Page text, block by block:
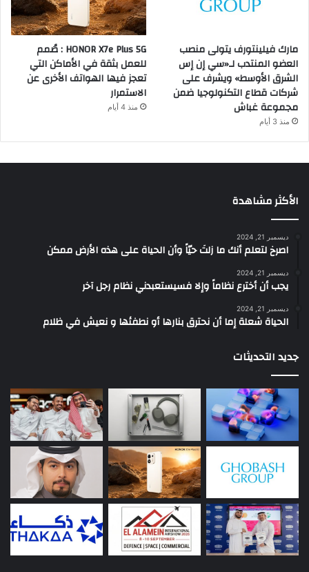
مارك فيلينتورف يتولى منصب
العضو المنتدب لـ«سي إن إس
الشرق الأوسط» ويشرف على
شركات قطاع التكنولوجيا ضمن
مجموعة غباش
منذ 3 أيام
HONOR X7e Plus 5G : صُمم
للعمل بثقة في الأماكن التي
تعجز فيها الهواتف الأخرى عن
الاستمرار
منذ 4 أيام
الأكثر مشاهدة
ديسمبر 21, 2024
‫اصرخ لتعلم أنك ما زلتَ حيّاً وأن الحياة على هذه الأرض ممكن
ديسمبر 21, 2024
يجب أن أخترع نظاماً وإلا فسيستعبدني نظام رجل آخر
ديسمبر 21, 2024
الحياة شعلة إما أن نحترق بنارها أو نطفئها و نعيش في ظلام
جديد التحديثات